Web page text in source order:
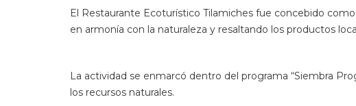
El Restaurante Ecoturístico Tilamiches fue concebido
en armonía con la naturaleza y resaltando los productos
La actividad se enmarcó dentro del programa “Siembra
los recursos naturales.